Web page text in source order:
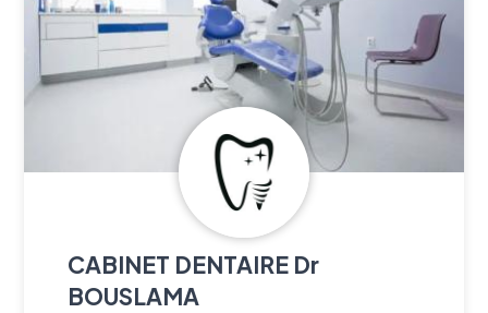
CABINET DENTAIRE Dr
BOUSLAMA